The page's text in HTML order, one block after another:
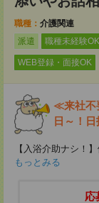
職種： 介護関連
派遣
職種未経験OK
WEB登録・面接OK
≪来社不
日～！日
【入浴介助ナシ！
もっとみる
応